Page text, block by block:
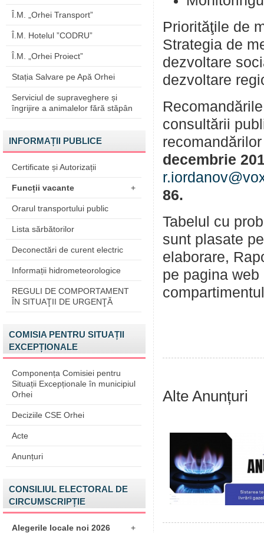
Î.M. „Orhei Transport”
Î.M. Hotelul ”CODRU”
Î.M. „Orhei Proiect”
Stația Salvare pe Apă Orhei
Serviciul de supraveghere și
îngrijire a animalelor fără stăpân
INFORMAȚII PUBLICE
Certificate și Autorizații
Funcții vacante +
Orarul transportului public
Lista sărbătorilor
Deconectări de curent electric
Informații hidrometeorologice
REGULI DE COMPORTAMENT
ÎN SITUAŢII DE URGENŢĂ
COMISIA PENTRU SITUAȚII
EXCEPȚIONALE
Componența Comisiei pentru
Situații Excepționale în municipiul
Orhei
Deciziile CSE Orhei
Acte
Anunțuri
CONSILIUL ELECTORAL DE
CIRCUMSCRIPȚIE
Alegerile locale noi 2026 +
Priorităţile de
Strategia de
dezvoltare
dezvoltare
consultării
decembrie
86.
Tabelul cu
sunt plasate
elaborare,
pe pagina
Alte Anunțuri